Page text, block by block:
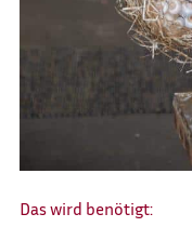
Das wird benötigt: